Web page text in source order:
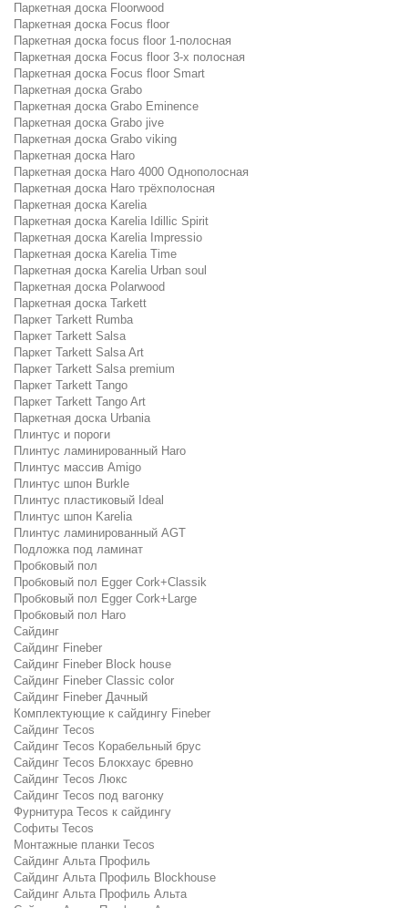
Паркетная доска Floorwood
Паркетная доска Focus floor
Паркетная доска focus floor 1-полосная
Паркетная доска Focus floor 3-х полосная
Паркетная доска Focus floor Smart
Паркетная доска Grabo
Паркетная доска Grabo Eminence
Паркетная доска Grabo jive
Паркетная доска Grabo viking
Паркетная доска Haro
Паркетная доска Haro 4000 Однополосная
Паркетная доска Haro трёхполосная
Паркетная доска Karelia
Паркетная доска Karelia Idillic Spirit
Паркетная доска Karelia Impressio
Паркетная доска Karelia Time
Паркетная доска Karelia Urban soul
Паркетная доска Polarwood
Паркетная доска Tarkett
Паркет Tarkett Rumba
Паркет Tarkett Salsa
Паркет Tarkett Salsa Art
Паркет Tarkett Salsa premium
Паркет Tarkett Tango
Паркет Tarkett Tango Art
Паркетная доска Urbania
Плинтус и пороги
Плинтус ламинированный Haro
Плинтус массив Amigo
Плинтус шпон Burkle
Плинтус пластиковый Ideal
Плинтус шпон Karelia
Плинтус ламинированный AGT
Подложка под ламинат
Пробковый пол
Пробковый пол Egger Cork+Classik
Пробковый пол Egger Cork+Large
Пробковый пол Haro
Сайдинг
Сайдинг Fineber
Сайдинг Fineber Block house
Сайдинг Fineber Classic color
Сайдинг Fineber Дачный
Комплектующие к сайдингу Fineber
Сайдинг Tecos
Сайдинг Tecos Корабельный брус
Сайдинг Tecos Блокхаус бревно
Сайдинг Tecos Люкс
Сайдинг Tecos под вагонку
Фурнитура Tecos к сайдингу
Софиты Tecos
Монтажные планки Tecos
Сайдинг Альта Профиль
Сайдинг Альта Профиль Blockhouse
Сайдинг Альта Профиль Альта